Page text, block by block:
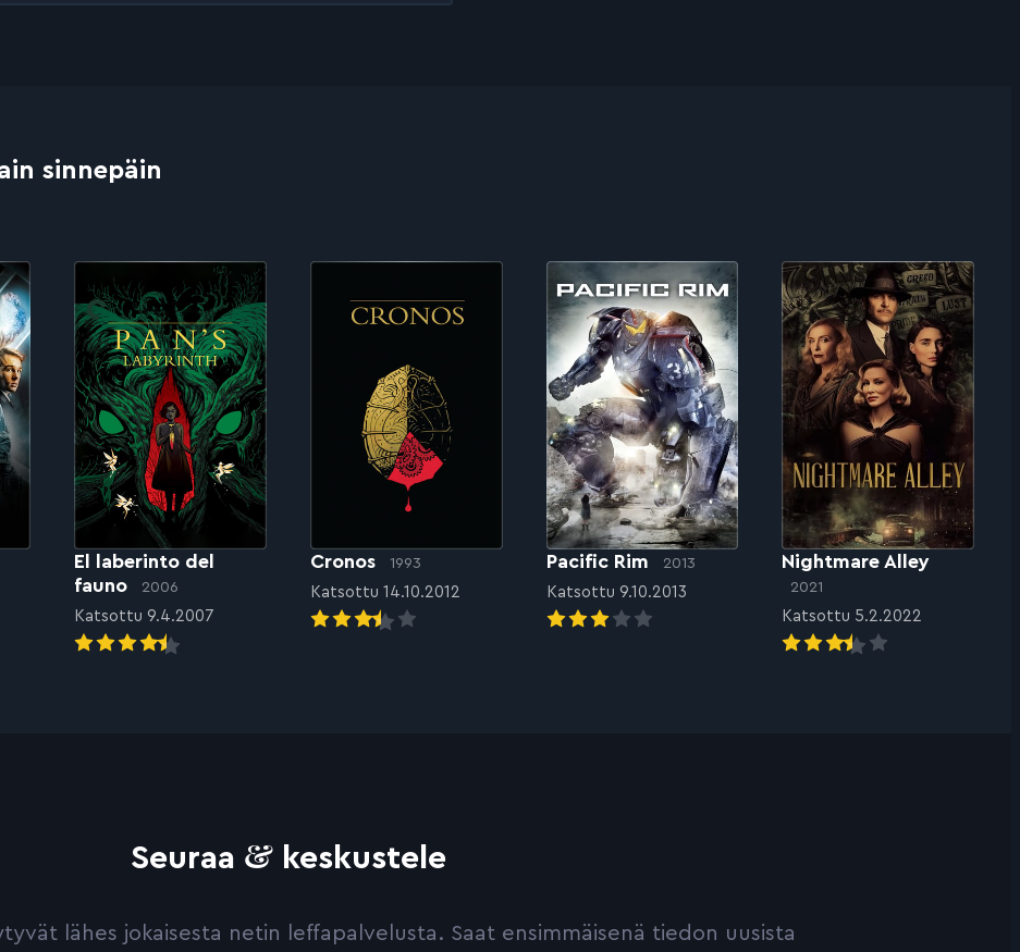
sinnepäin
El laberinto del
fauno
2006
Katsottu 9.4.2007
Cronos 1993
Katsottu 14.10.2012
Pacific Rim 2013
Katsottu 9.10.2013
Nightmare Alley
2021
Katsottu 5.2.2022
Seuraa & keskustele
lähes jokaisesta netin leffapalvelusta. Saat ensimmäisenä tiedon uusista